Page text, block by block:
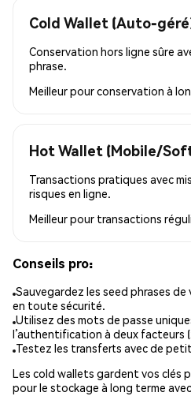
Cold Wallet (Auto-
Conservation hors ligne sûre
phrase.
Meilleur pourconservation à
Hot Wallet (Mobile/
Transactions pratiques avec
risques en ligne.
Meilleur pour transactions
Conseils pro:
Sauvegardez les seed phrases
en toute sécurité.
Utilisez des mots de passe
l’authentification à deux facteurs
Testez les transferts avec de
Les cold wallets gardent vos clés
pour le stockage à long terme